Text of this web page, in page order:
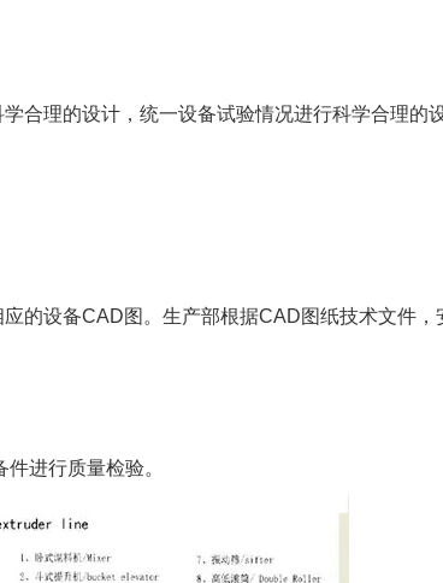
合理的设计，统一设备试验情况进行科学合理的
的设备CAD图。生产部根据CAD图纸技术文件，
进行质量检验。